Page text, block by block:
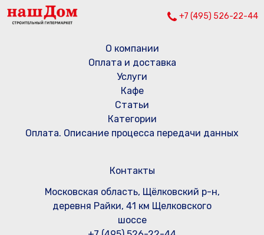
+7 (495) 526-22-44
О компании
Оплата и доставка
Услуги
Кафе
Статьи
Категории
Оплата. Описание процесса передачи данных
Контакты
Московская область, Щёлковский р-н,
деревня Райки, 41 км Щелковского
шоссе